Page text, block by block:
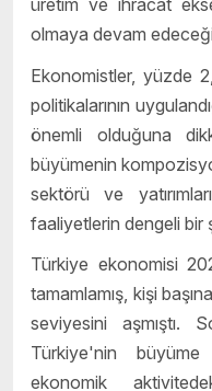
olmaya devam
Ekonomistler, yüzde
politikalarının
önemli olduğuna
büyümenin
sektörü ve
faaliyetlerin dengeli bir
Türkiye ekonomisi
tamamlamış, kişi
seviyesini aşmıştı.
Türkiye'nin büyüme
ekonomik